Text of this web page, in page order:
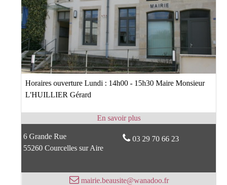
Horaires ouverture Lundi : 14h00 - 15h30 Maire Monsieur
L'HUILLIER Gérard
6 Grande Rue
55260 Courcelles sur Aire
03 29 70 66 23
mairie.beausite@wanadoo.fr